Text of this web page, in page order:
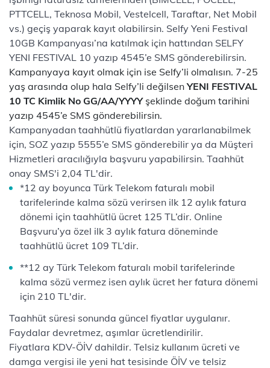
PTTCELL, Teknosa Mobil, Vestelcell, Taraftar, Net Mobil
vs.) geçiş yaparak kayıt olabilirsin. Selfy Yeni Festival
10GB Kampanyası’na katılmak için hattından SELFY
YENI FESTIVAL 10 yazıp 4545’e SMS gönderebilirsin.
Kampanyaya kayıt olmak için ise Selfy’li olmalısın. 7-25
yaş arasında olup hala Selfy’li değilsenYENI FESTIVAL
10 TC Kimlik No GG/AA/YYYYşeklinde doğum tarihini
yazıp 4545’e SMS gönderebilirsin.
Kampanyadan taahhütlü fiyatlardan yararlanabilmek
için, SOZ yazıp 5555’e SMS gönderebilir ya da Müşteri
Hizmetleri aracılığıyla başvuru yapabilirsin. Taahhüt
onay SMS'i 2,04 TL'dir.
*12 ay boyunca Türk Telekom faturalı mobil
tarifelerinde kalma sözü verirsen ilk 12 aylık fatura
dönemi için taahhütlü ücret 125 TL’dir. Online
Başvuru’ya özel ilk 3 aylık fatura döneminde
taahhütlü ücret 109 TL’dir.
**12 ay Türk Telekom faturalı mobil tarifelerinde
kalma sözü vermez isen aylık ücret her fatura dönemi
için 210 TL'dir.
Taahhüt süresi sonunda güncel fiyatlar uygulanır.
Faydalar devretmez, aşımlar ücretlendirilir.
Fiyatlara KDV-ÖİV dahildir. Telsiz kullanım ücreti ve
damga vergisi ile yeni hat tesisinde ÖİV ve telsiz